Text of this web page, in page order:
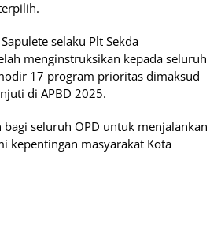
selaku Plt Sekda
menginstruksikan kepada seluruh
17 program prioritas dimaksud
di APBD 2025.
bagi seluruh OPD untuk menjalankan
kepentingan masyarakat Kota